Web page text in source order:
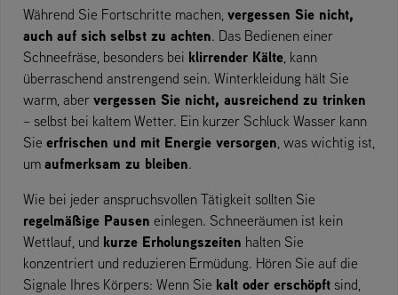
Während Sie Fortschritte machen, vergessen Sie nicht,
auch auf sich selbst zu achten. Das Bedienen einer
Schneefräse, besonders bei klirrender Kälte, kann
überraschend anstrengend sein. Winterkleidung hält Sie
warm, aber vergessen Sie nicht, ausreichend zu trinken
– selbst bei kaltem Wetter. Ein kurzer Schluck Wasser kann
Sie erfrischen und mit Energie versorgen, was wichtig ist,
um aufmerksam zu bleiben.
Wie bei jeder anspruchsvollen Tätigkeit sollten Sie
regelmäßige Pausen einlegen. Schneeräumen ist kein
Wettlauf, und kurze Erholungszeiten halten Sie
konzentriert und reduzieren Ermüdung. Hören Sie auf die
Signale Ihres Körpers: Wenn Sie kalt oder erschöpft sind,